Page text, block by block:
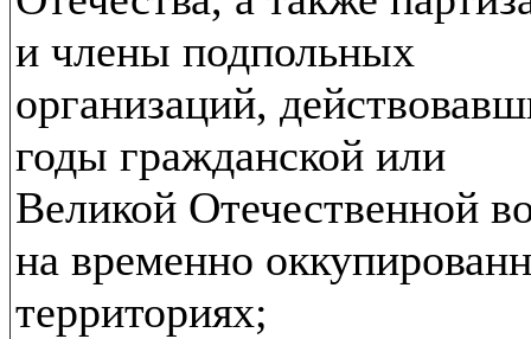
и члены подпольных
организаций,
годы гражданской или
Великой Отечественной
на временно
территориях;